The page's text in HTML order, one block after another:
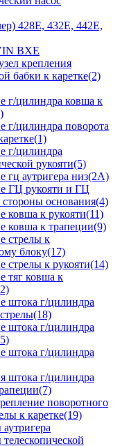
428E, 432E, 442E,
BXE
крепления
бабки к каретке(2)
г/цилиндра ковша к
г/цилиндра поворота
г/цилиндра
рукояти(5)
гц аутригера низ(2А)
ГЦ рукояти и ГЦ
стороны основания(4)
ковша к рукояти(11)
ковша к трапеции(9)
стрелы к
блоку(17)
стрелы к рукояти(14)
тяг ковша к
штока г/цилиндра
штока г/цилиндра
штока г/цилиндра
штока г/цилиндра
поворотного
к каретке(19)